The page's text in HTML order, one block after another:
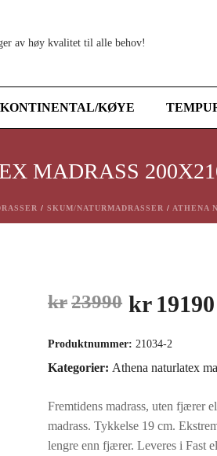
KONTINENTAL/KØYE
MADRASS
/ SKUM/NATURMADRASSER / ATHENA
kr23990
var:
kr 19190
Produktnummer:21034-2
Kategorier: Athena naturlatex
Fremtidens madrass, uten fjærer
madrass. Tykkelse 19 cm.
lengre enn fjærer. Leveres i Fast